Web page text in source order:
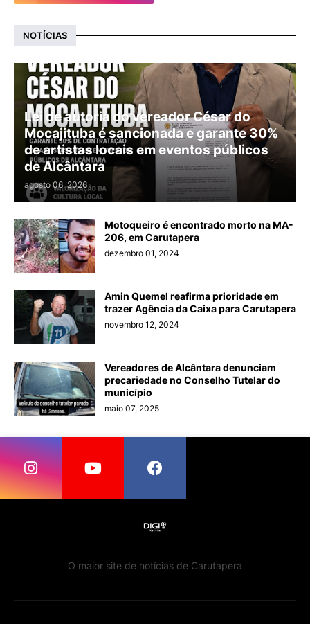
NOTÍCIAS
Lei de autoria do vereador César do
Mocajituba é sancionada e garante 30%
de artistas locais em eventos públicos
de Alcântara
agosto 06, 2026
Motoqueiro é encontrado morto na MA-
206, em Carutapera
dezembro 01, 2024
Amin Quemel reafirma prioridade em
trazer Agência da Caixa para Carutapera
novembro 12, 2024
Vereadores de Alcântara denunciam
precariedade no Conselho Tutelar do
município
maio 07, 2025
O maior site de notícias de Carutapera